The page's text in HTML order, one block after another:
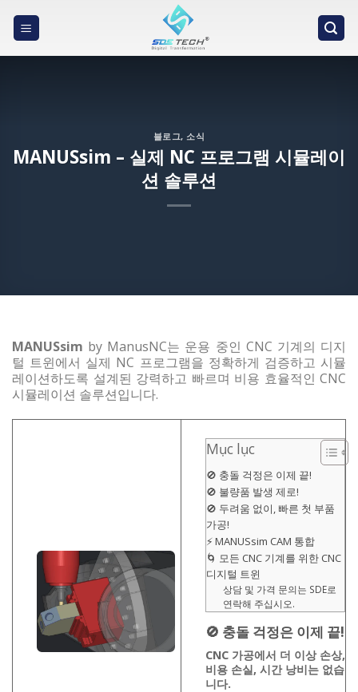
블로그,소식
MANUSsim – 실제 NC 프로그램 시뮬레이
션 솔루션
MANUSsim by ManusNC는 운용 중인 CNC 기계의 디지
털 트윈에서 실제 NC 프로그램을 정확하게 검증하고 시뮬
레이션하도록 설계된 강력하고 빠르며 비용 효율적인 CNC
시뮬레이션 솔루션입니다.
Mục lục
🚫 충돌 걱정은 이제 끝!
🚫 불량품 발생 제로!
🚫 두려움 없이, 빠른 첫 부품
가공!
⚡ MANUSsim CAM 통합
🌀 모든 CNC 기계를 위한 CNC
디지털 트윈
상담 및 가격 문의는 SDE로
연락해 주십시오.
🚫 충돌 걱정은 이제 끝!
CNC 가공에서 더 이상 손상,
비용 손실, 시간 낭비는 없습
니다.